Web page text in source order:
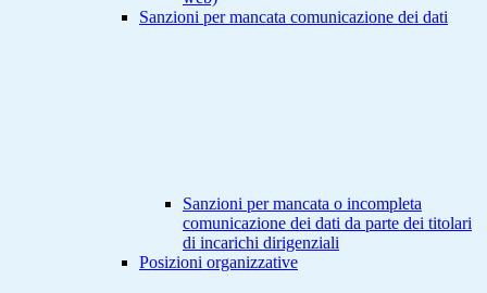
Sanzioni per mancata comunicazione dei dati
Sanzioni per mancata o incompleta
comunicazione dei dati da parte dei titolari
di incarichi dirigenziali
Posizioni organizzative